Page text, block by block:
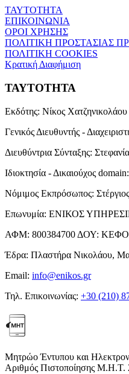
ΤΑΥΤΟΤΗΤΑ
ΕΠΙΚΟΙΝΩΝΙΑ
ΟΡΟΙ ΧΡΗΣΗΣ
ΠΟΛΙΤΙΚΗ ΠΡΟΣΤΑΣΙΑΣ
ΠΟΛΙΤΙΚΗ COOKIES
Κρατική Διαφήμιση
ΤΑΥΤΟΤΗΤΑ
Εκδότης: Νίκος Χατζηνικολάου
Γενικός Διευθυντής -
Διευθύντρια Σύνταξης:
Ιδιοκτησία - Δικαιούχος domain:
Νόμιμος Εκπρόσωπος:
Επωνυμία: ΕΝΙΚΟΣ
ΑΦΜ: 800384700 ΔΟΥ:
Έδρα: Πλαστήρα Νικολάου,
Email: info@enikos.gr
Τηλ. Επικοινωνίας: +30 (210)
Μητρώο Έντυπου και
Αριθμός Πιστοποίησης Μ.Η.Τ.